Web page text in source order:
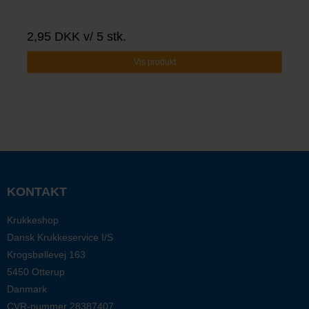
2,95 DKK v/ 5 stk.
Vis produkt
KONTAKT
Krukkeshop
Dansk Krukkeservice I/S
Krogsbøllevej 163
5450 Otterup
Danmark
CVR-nummer 28387407